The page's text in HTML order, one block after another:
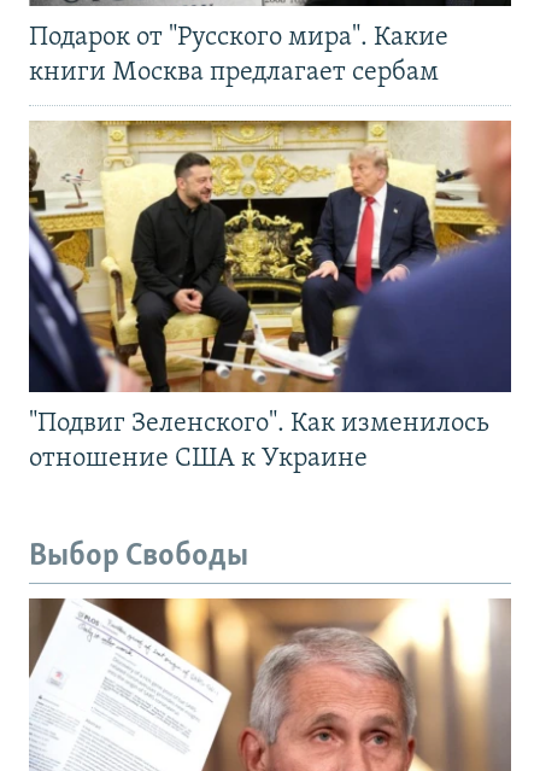
Подарок от "Русского мира". Какие
книги Москва предлагает сербам
"Подвиг Зеленского". Как изменилось
отношение США к Украине
Выбор Свободы